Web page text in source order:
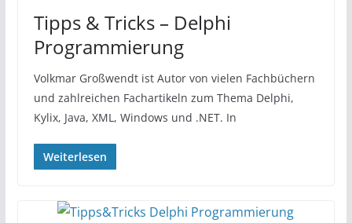
Tipps & Tricks – Delphi
Programmierung
Volkmar Großwendt ist Autor von vielen Fachbüchern
und zahlreichen Fachartikeln zum Thema Delphi,
Kylix, Java, XML, Windows und .NET. In
Weiterlesen